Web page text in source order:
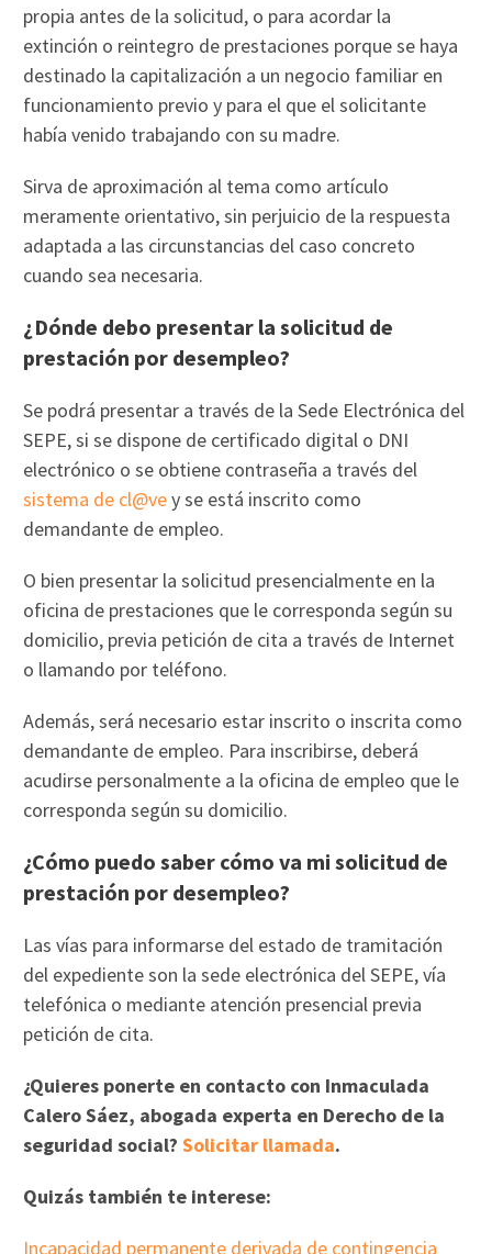
propia antes de la solicitud, o para acordar la
extinción o reintegro de prestaciones porque se haya
destinado la capitalización a un negocio familiar en
funcionamiento previo y para el que el solicitante
había venido trabajando con su madre.
Sirva de aproximación al tema como artículo
meramente orientativo, sin perjuicio de la respuesta
adaptada a las circunstancias del caso concreto
cuando sea necesaria.
¿Dónde debo presentar la solicitud de
prestación por desempleo?
Se podrá presentar a través de la Sede Electrónica del
SEPE, si se dispone de certificado digital o DNI
electrónico o se obtiene contraseña a través del
sistema de cl@vey se está inscrito como
demandante de empleo.
O bien presentar la solicitud presencialmente en la
oficina de prestaciones que le corresponda según su
domicilio, previa petición de cita a través de Internet
o llamando por teléfono.
Además, será necesario estar inscrito o inscrita como
demandante de empleo. Para inscribirse, deberá
acudirse personalmente a la oficina de empleo que le
corresponda según su domicilio.
¿Cómo puedo saber cómo va mi solicitud de
prestación por desempleo?
Las vías para informarse del estado de tramitación
del expediente son la sede electrónica del SEPE, vía
telefónica o mediante atención presencial previa
petición de cita.
¿Quieres ponerte en contacto con Inmaculada
Calero Sáez, abogada experta en Derecho de la
seguridad social?Solicitar llamada.
Quizás también te interese:
Incapacidad permanente derivada de contingencia